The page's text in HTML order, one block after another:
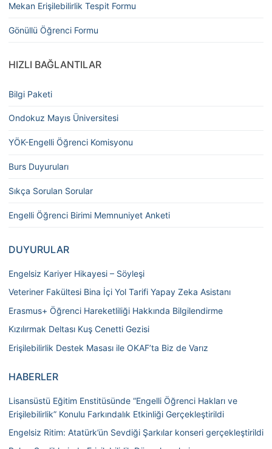
Mekan Erişilebilirlik Tespit Formu
Gönüllü Öğrenci Formu
HIZLI BAĞLANTILAR
Bilgi Paketi
Ondokuz Mayıs Üniversitesi
YÖK-Engelli Öğrenci Komisyonu
Burs Duyuruları
Sıkça Sorulan Sorular
Engelli Öğrenci Birimi Memnuniyet Anketi
DUYURULAR
Engelsiz Kariyer Hikayesi – Söyleşi
Veteriner Fakültesi Bina İçi Yol Tarifi Yapay Zeka Asistanı
Erasmus+ Öğrenci Hareketliliği Hakkında Bilgilendirme
Kızılırmak Deltası Kuş Cenetti Gezisi
Erişilebilirlik Destek Masası ile OKAF’ta Biz de Varız
HABERLER
Lisansüstü Eğitim Enstitüsünde “Engelli Öğrenci Hakları ve
Erişilebilirlik” Konulu Farkındalık Etkinliği Gerçekleştirildi
Engelsiz Ritim: Atatürk’ün Sevdiği Şarkılar konseri gerçekleştirildi